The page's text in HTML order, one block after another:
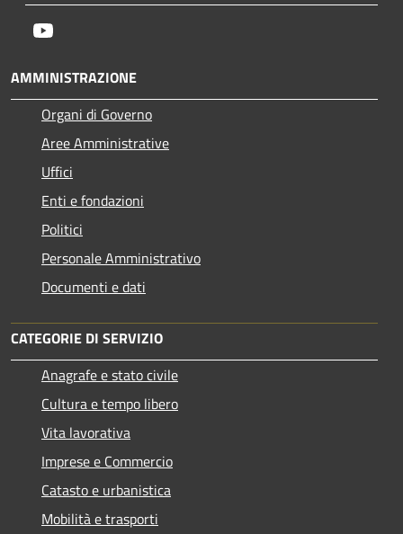
AMMINISTRAZIONE
Organi di Governo
Aree Amministrative
Uffici
Enti e fondazioni
Politici
Personale Amministrativo
Documenti e dati
CATEGORIE DI SERVIZIO
Anagrafe e stato civile
Cultura e tempo libero
Vita lavorativa
Imprese e Commercio
Catasto e urbanistica
Mobilità e trasporti